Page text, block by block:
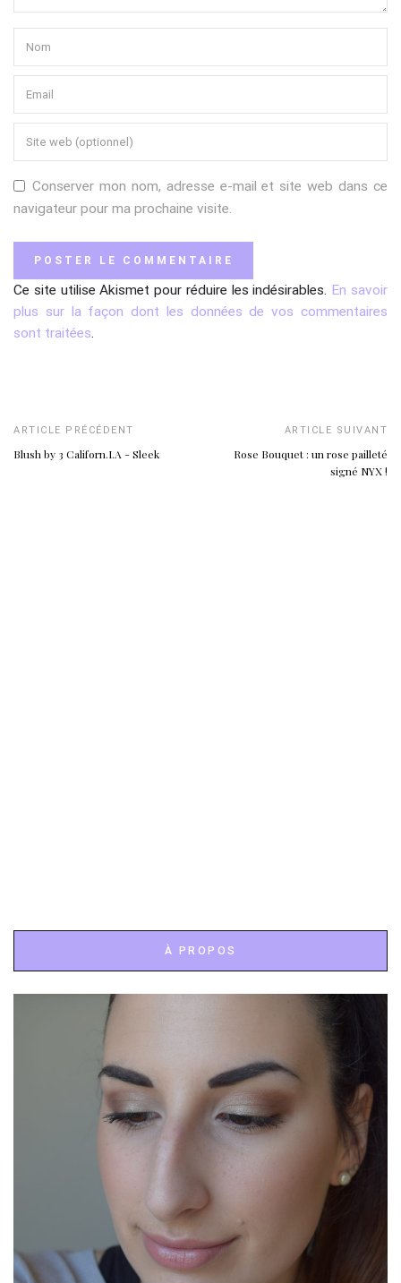
Conserver mon nom, adresse e-mail et site web dans ce
navigateur pour ma prochaine visite.
Ce site utilise Akismet pour réduire les indésirables. En savoir
plus sur la façon dont les données de vos commentaires
sont traitées.
ARTICLE PRÉCÉDENT
Blush by 3 Californ.I.A - Sleek
ARTICLE SUIVANT
Rose Bouquet : un rose pailleté
signé NYX !
À PROPOS